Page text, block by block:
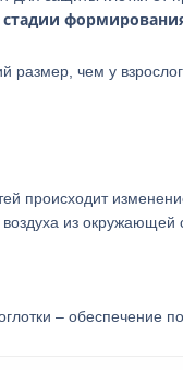
стадии
чем у
происходит
из окружающей
– обеспечение